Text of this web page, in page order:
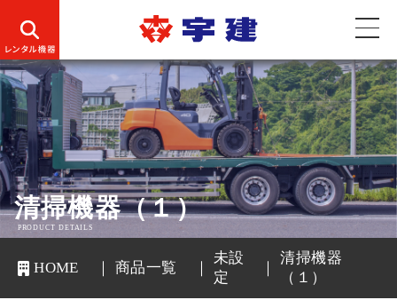
清掃機器（１）
PRODUCT DETAILS
HOME 商品一覧
未設
定
清掃機器
（１）